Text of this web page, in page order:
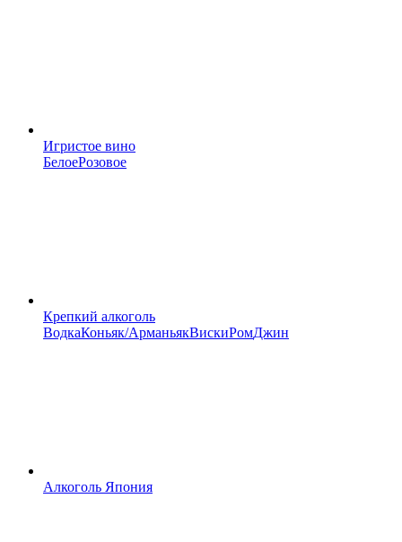
Игристое вино
БелоеРозовое
Крепкий алкоголь
ВодкаКоньяк/АрманьякВискиРомДжин
Алкоголь Япония